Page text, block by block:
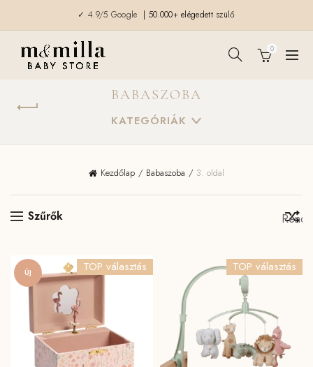
✓ 4.9/5 Google | 50.000+ elégedett szülő
0
BABASZOBA
KATEGÓRIÁK
Kezdőlap Babaszoba 3. oldal
Szűrők
ÚJ TOP választás TOP választás